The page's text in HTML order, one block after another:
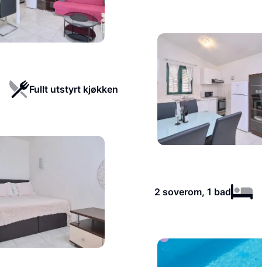
Fullt utstyrt kjøkken
2 soverom, 1 bad